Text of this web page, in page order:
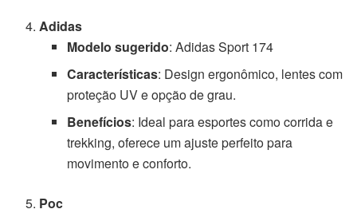
Adidas
Modelo sugerido: Adidas Sport 174
Características: Design ergonômico, lentes com
proteção UV e opção de grau.
Benefícios: Ideal para esportes como corrida e
trekking, oferece um ajuste perfeito para
movimento e conforto.
Poc